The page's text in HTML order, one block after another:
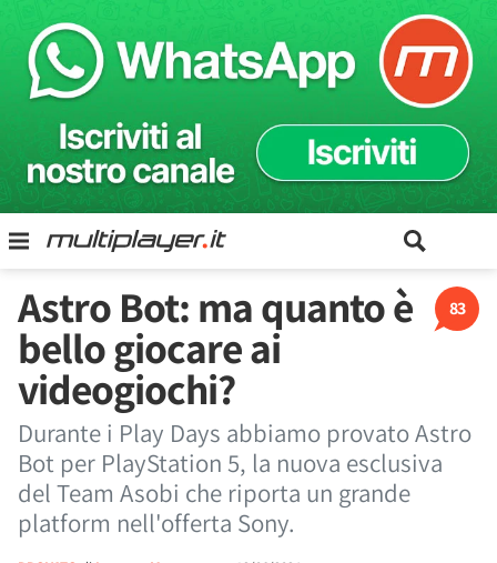
83
Astro Bot: ma quanto è
bello giocare ai
videogiochi?
Durante i Play Days abbiamo provato Astro
Bot per PlayStation 5, la nuova esclusiva
del Team Asobi che riporta un grande
platform nell'offerta Sony.